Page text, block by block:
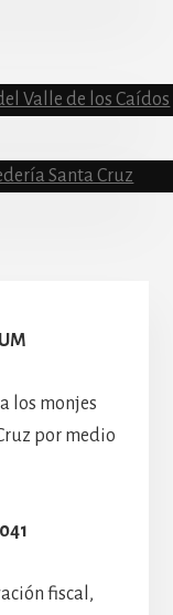
los monjes
por medio
fiscal,